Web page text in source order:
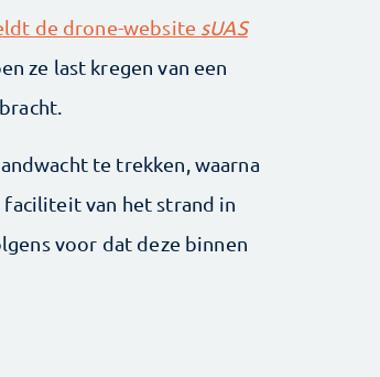
de drone-website sUAS
ze last kregen van een
te trekken, waarna
van het strand in
voor dat deze binnen